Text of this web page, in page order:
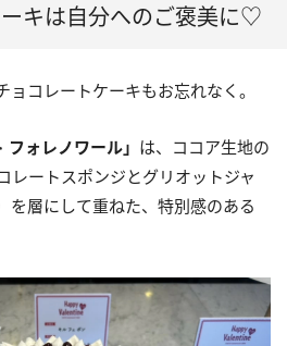
キは自分へのご褒美に♡
コレートケーキもお忘れなく。
ォレノワール」 は、ココア生地の
レートスポンジとグリオットジャ
を層にして重ねた、特別感のある